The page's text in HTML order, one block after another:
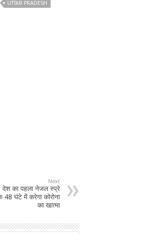
UTTAR PRADESH
Next
देश का पहला नेजल स्प्रे
48 घंटे में करेगा कोरोना
का खात्मा